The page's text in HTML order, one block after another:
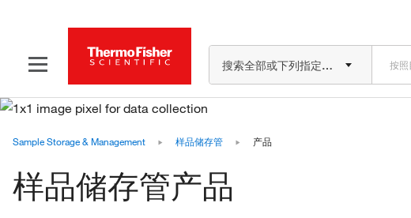
搜索全部或下列指定分类
Sample Storage & Management 样品储存管 产品
样品储存管产品